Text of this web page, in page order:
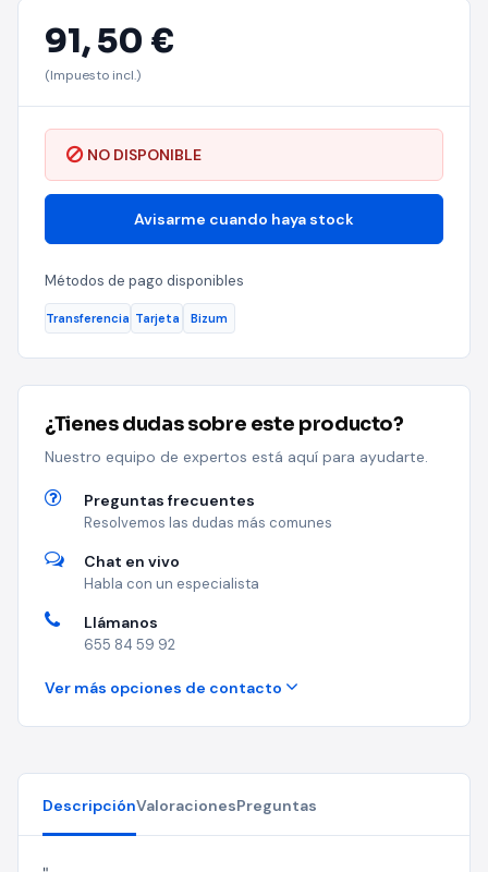
91,50 €
(Impuesto incl.)
NO DISPONIBLE
Avisarme cuando haya stock
Métodos de pago disponibles
Transferencia Tarjeta Bizum
¿Tienes dudas sobre este producto?
Nuestro equipo de expertos está aquí para ayudarte.
Preguntas frecuentes
Resolvemos las dudas más comunes
Chat en vivo
Habla con un especialista
Llámanos
655 84 59 92
Ver más opciones de contacto
DescripciónValoracionesPreguntas